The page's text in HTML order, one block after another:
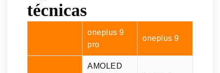
técnicas
oneplus 9
pro
oneplus 9
AMOLED